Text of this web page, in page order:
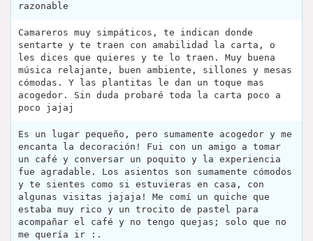
razonable
Camareros muy simpáticos, te indican donde
sentarte y te traen con amabilidad la carta, o
les dices que quieres y te lo traen. Muy buena
música relajante, buen ambiente, sillones y mesas
cómodas. Y las plantitas le dan un toque mas
acogedor. Sin duda probaré toda la carta poco a
poco jajaj
Es un lugar pequeño, pero sumamente acogedor y me
encanta la decoración! Fui con un amigo a tomar
un café y conversar un poquito y la experiencia
fue agradable. Los asientos son sumamente cómodos
y te sientes como si estuvieras en casa, con
algunas visitas jajaja! Me comí un quiche que
estaba muy rico y un trocito de pastel para
acompañar el café y no tengo quejas; solo que no
me quería ir :.